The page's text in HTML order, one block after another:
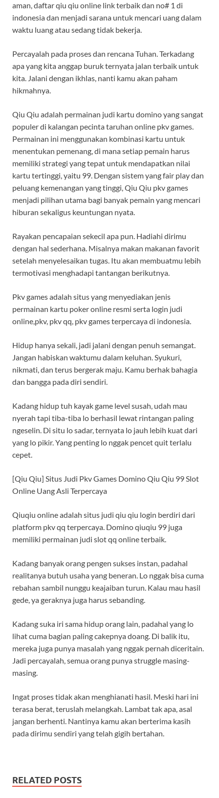
aman, daftar qiu qiu online link terbaik dan no# 1 di
indonesia dan menjadi sarana untuk mencari uang dalam
waktu luang atau sedang tidak bekerja.
Percayalah pada proses dan rencana Tuhan. Terkadang
apa yang kita anggap buruk ternyata jalan terbaik untuk
kita. Jalani dengan ikhlas, nanti kamu akan paham
hikmahnya.
Qiu Qiu adalah permainan judi kartu domino yang sangat
populer di kalangan pecinta taruhan online pkv games.
Permainan ini menggunakan kombinasi kartu untuk
menentukan pemenang, di mana setiap pemain harus
memiliki strategi yang tepat untuk mendapatkan nilai
kartu tertinggi, yaitu 99. Dengan sistem yang fair play dan
peluang kemenangan yang tinggi, Qiu Qiu pkv games
menjadi pilihan utama bagi banyak pemain yang mencari
hiburan sekaligus keuntungan nyata.
Rayakan pencapaian sekecil apa pun. Hadiahi dirimu
dengan hal sederhana. Misalnya makan makanan favorit
setelah menyelesaikan tugas. Itu akan membuatmu lebih
termotivasi menghadapi tantangan berikutnya.
Pkv games adalah situs yang menyediakan jenis
permainan kartu poker online resmi serta login judi
online,pkv, pkv qq, pkv games terpercaya di indonesia.
Hidup hanya sekali, jadi jalani dengan penuh semangat.
Jangan habiskan waktumu dalam keluhan. Syukuri,
nikmati, dan terus bergerak maju. Kamu berhak bahagia
dan bangga pada diri sendiri.
Kadang hidup tuh kayak game level susah, udah mau
nyerah tapi tiba-tiba lo berhasil lewat rintangan paling
ngeselin. Di situ lo sadar, ternyata lo jauh lebih kuat dari
yang lo pikir. Yang penting lo nggak pencet quit terlalu
cepet.
[Qiu Qiu] Situs Judi Pkv Games Domino Qiu Qiu 99 Slot
Online Uang Asli Terpercaya
Qiuqiu online adalah situs judi qiu qiu login berdiri dari
platform pkv qq terpercaya. Domino qiuqiu 99 juga
memiliki permainan judi slot qq online terbaik.
Kadang banyak orang pengen sukses instan, padahal
realitanya butuh usaha yang beneran. Lo nggak bisa cuma
rebahan sambil nunggu keajaiban turun. Kalau mau hasil
gede, ya geraknya juga harus sebanding.
Kadang suka iri sama hidup orang lain, padahal yang lo
lihat cuma bagian paling cakepnya doang. Di balik itu,
mereka juga punya masalah yang nggak pernah diceritain.
Jadi percayalah, semua orang punya struggle masing-
masing.
Ingat proses tidak akan menghianati hasil. Meski hari ini
terasa berat, teruslah melangkah. Lambat tak apa, asal
jangan berhenti. Nantinya kamu akan berterima kasih
pada dirimu sendiri yang telah gigih bertahan.
RELATED POSTS